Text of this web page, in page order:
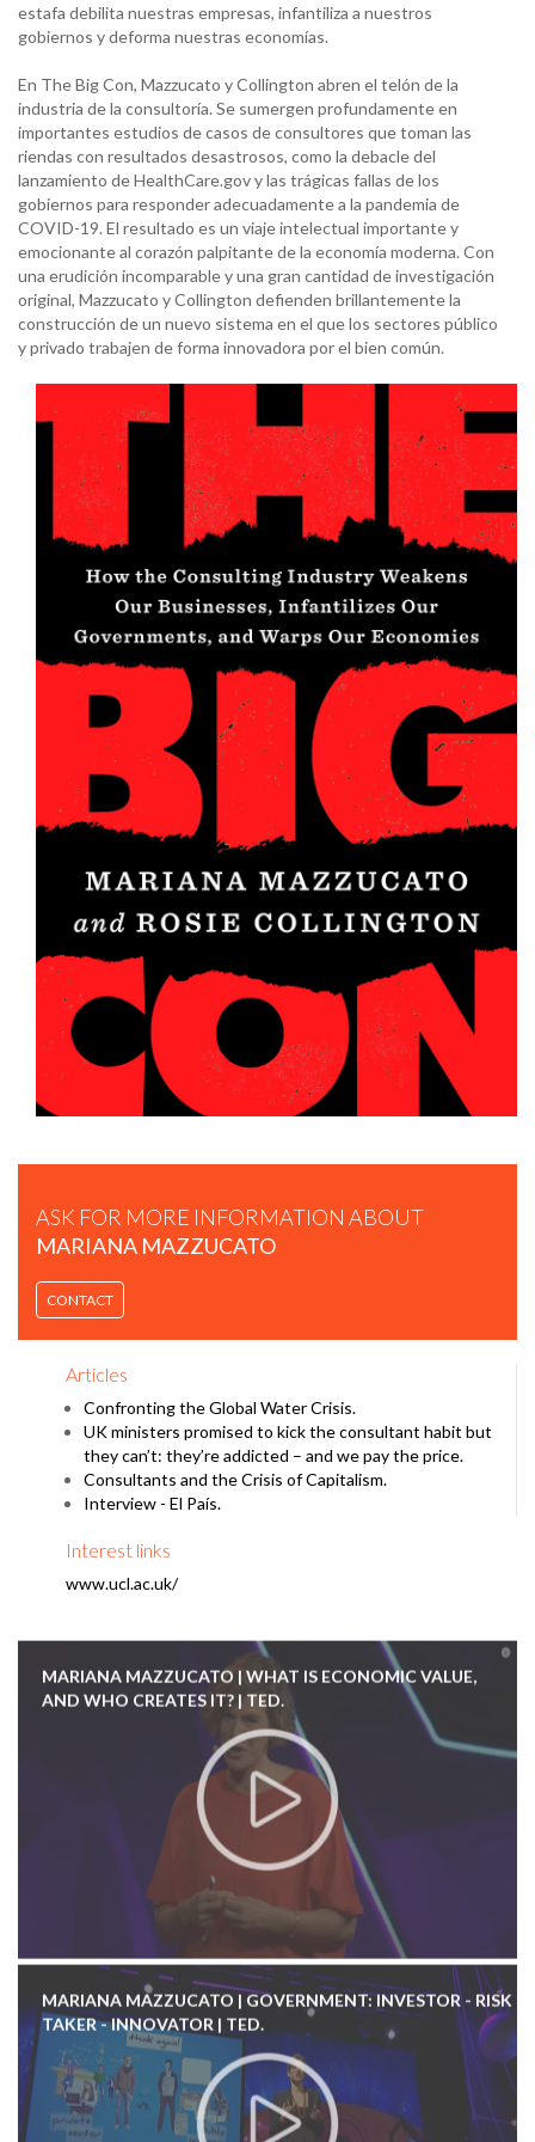
estafa debilita nuestras empresas, infantiliza a nuestros
gobiernos y deforma nuestras economías.
En The Big Con, Mazzucato y Collington abren el telón de la
industria de la consultoría. Se sumergen profundamente en
importantes estudios de casos de consultores que toman las
riendas con resultados desastrosos, como la debacle del
lanzamiento de HealthCare.gov y las trágicas fallas de los
gobiernos para responder adecuadamente a la pandemia de
COVID-19. El resultado es un viaje intelectual importante y
emocionante al corazón palpitante de la economía moderna. Con
una erudición incomparable y una gran cantidad de investigación
original, Mazzucato y Collington defienden brillantemente la
construcción de un nuevo sistema en el que los sectores público
y privado trabajen de forma innovadora por el bien común.
ASK FOR MORE INFORMATION ABOUT
MARIANA MAZZUCATO
CONTACT
Articles
Confronting the Global Water Crisis.
UK ministers promised to kick the consultant habit but
they can’t: they’re addicted – and we pay the price.
Consultants and the Crisis of Capitalism.
Interview - El País.
Interest links
www.ucl.ac.uk/
MARIANA MAZZUCATO | THE CONSULTING INDUSTRY
HAS INFANTILISED GOVERNMENT | CHANNEL 4 NEWS.
SMART AND INNOVATIVE IN THE PUBLIC SECTOR | ELLEN
MCARTHUR FOUNDATION.
MARIANA MAZZUCATO | WHAT IS ECONOMIC VALUE,
AND WHO CREATES IT? | TED.
MARIANA MAZZUCATO | GOVERNMENT: INVESTOR - RISK
TAKER - INNOVATOR | TED.